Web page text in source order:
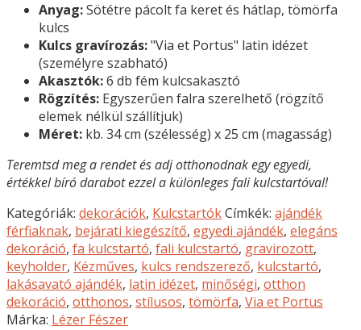
Anyag:Sötétre pácolt fa keret és hátlap, tömörfa
kulcs
Kulcs gravírozás:"Via et Portus" latin idézet
(személyre szabható)
Akasztók:6 db fém kulcsakasztó
Rögzítés: Egyszerűen falra szerelhető (rögzítő
elemek nélkül szállítjuk)
Méret: kb. 34 cm (szélesség) x 25 cm (magasság)
Teremtsd meg a rendet és adj otthonodnak egy egyedi,
értékkel bíró darabot ezzel a különleges fali kulcstartóval!
Kategóriák: dekorációk, KulcstartókCímkék: ajándék
férfiaknak, bejárati kiegészítő, egyedi ajándék, elegáns
dekoráció, fa kulcstartó, fali kulcstartó, gravirozott,
keyholder, Kézműves, kulcs rendszerező, kulcstartó,
lakásavató ajándék, latin idézet, minőségi, otthon
dekoráció, otthonos, stílusos, tömörfa, Via et Portus
Márka: Lézer Fészer